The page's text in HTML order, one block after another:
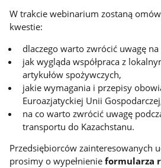
W trakcie webinarium zostaną
kwestie:
dlaczego warto zwrócić uwagę na
jak wygląda współpraca z
artykułów spożywczych,
jakie wymagania i przepisy
Euroazjatyckiej Unii
na co warto zwrócić uwagę
transportu do Kazachstanu.
Przedsiębiorców zainteresowanych
prosimy o wypełnienieformularza